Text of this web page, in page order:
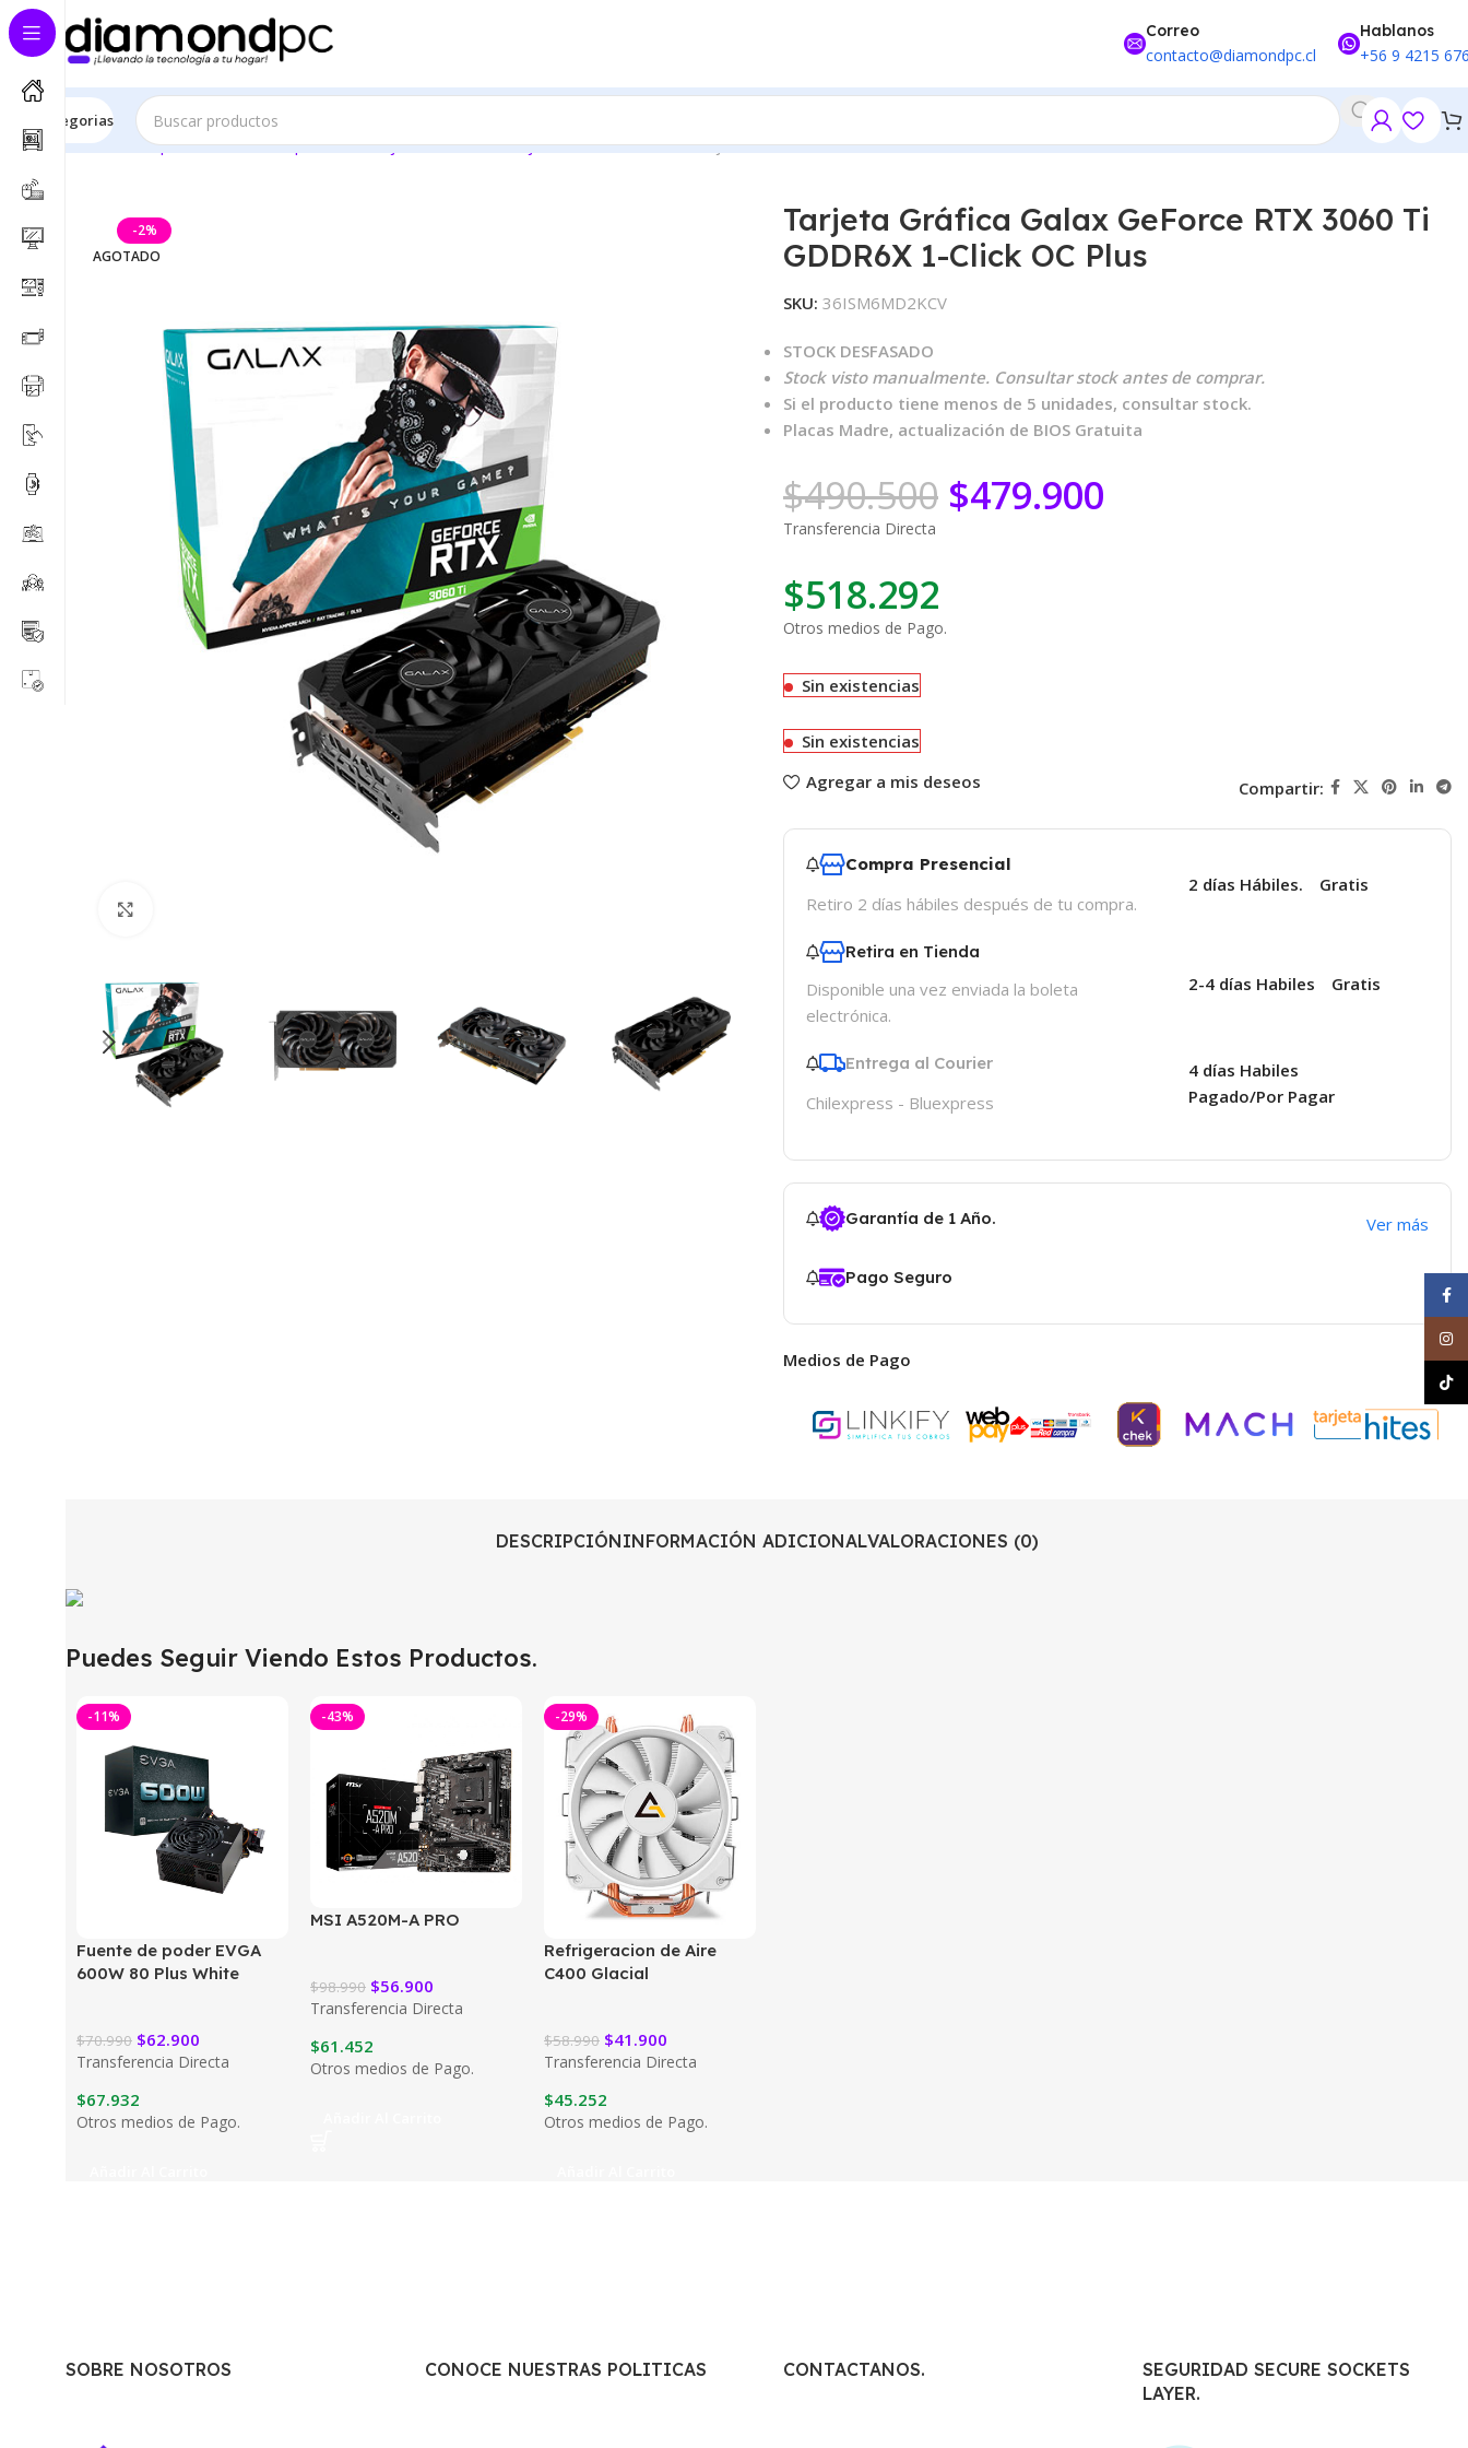
Correo
contacto@diamondpc.cl
Hablanos
+56 9 4215
Categorias
Inicio Componentes de Computación Tarjetas Graficas Tarjetas Gráficas Nvidia Tarjeta Gráfica Galax GeForce RTX 3060 Ti GDDR6X 1-Click OC Plus
-2%
AGOTADO
Tarjeta Gráfica Galax GeForce RTX 3060 Ti
GDDR6X 1-Click OC Plus
SKU: 36ISM6MD2KCV
STOCK DESFASADO
Stock visto manualmente. Consultar stock antes de comprar.
Si el producto tiene menos de 5 unidades, consultar stock.
Placas Madre, actualización de BIOS Gratuita
$490.500 $479.900
Transferencia Directa
$518.292
Otros medios de Pago.
Sin existencias
Sin existencias
Agregar a mis deseos
Compartir:
Compra Presencial
Retiro 2 días hábiles después de tu compra.
2 días Hábiles. Gratis
Retira en Tienda
Disponible una vez enviada la boleta
electrónica.
2-4 días Habiles Gratis
Entrega al Courier
Chilexpress - Bluexpress
4 días Habiles
Pagado/Por Pagar
Garantía de 1 Año. Ver más
Pago Seguro
Medios de Pago
DESCRIPCIÓNINFORMACIÓN ADICIONALVALORACIONES (0)
Puedes Seguir Viendo Estos Productos.
-11%
Fuente de poder EVGA
600W 80 Plus White
$70.990 $62.900
Transferencia Directa
$67.932
Otros medios de Pago.
-43%
MSI A520M-A PRO
$98.990 $56.900
Transferencia Directa
$61.452
Otros medios de Pago.
-29%
Refrigeracion de Aire
C400 Glacial
$58.990 $41.900
Transferencia Directa
$45.252
Otros medios de Pago.
SOBRE NOSOTROS CONOCE NUESTRAS POLITICAS CONTACTANOS.
SEGURIDAD SECURE SOCKETS
LAYER.